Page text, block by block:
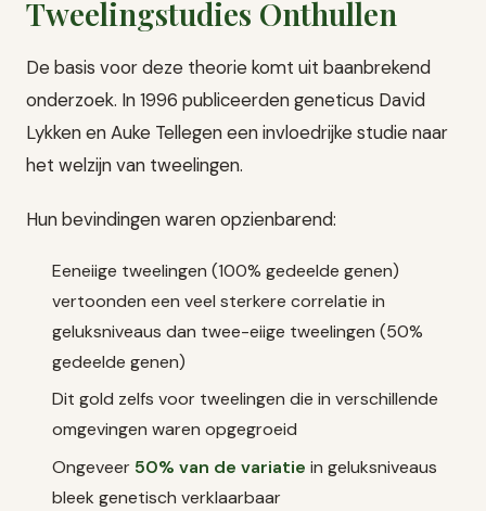
Tweelingstudies Onthullen
De basis voor deze theorie komt uit baanbrekend
onderzoek. In 1996 publiceerden geneticus David
Lykken en Auke Tellegen een invloedrijke studie naar
het welzijn van tweelingen.
Hun bevindingen waren opzienbarend:
Eeneiige tweelingen (100% gedeelde genen)
vertoonden een veel sterkere correlatie in
geluksniveaus dan twee-eiige tweelingen (50%
gedeelde genen)
Dit gold zelfs voor tweelingen die in verschillende
omgevingen waren opgegroeid
Ongeveer 50% van de variatie in geluksniveaus
bleek genetisch verklaarbaar